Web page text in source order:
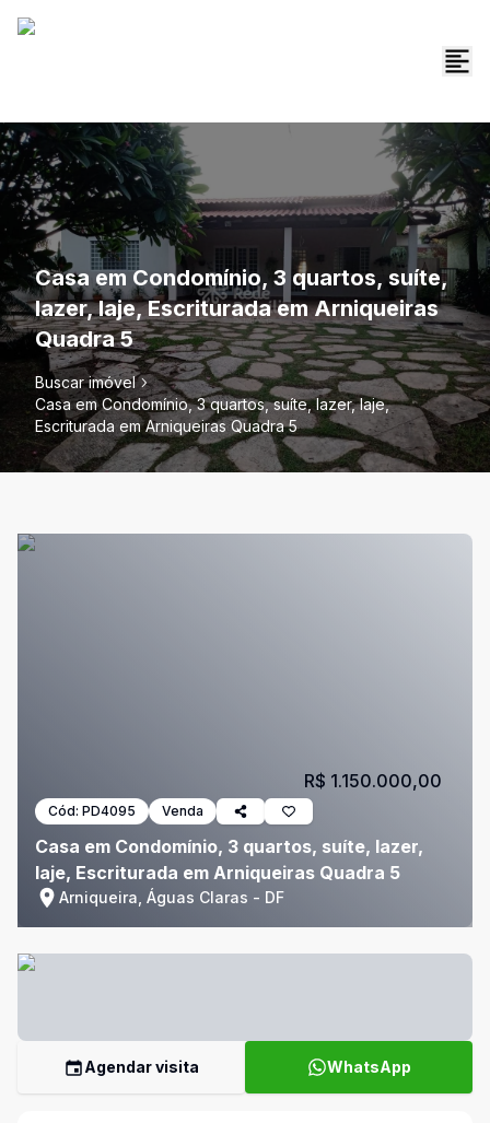
Casa em Condomínio, 3 quartos, suíte,
lazer, laje, Escriturada em Arniqueiras
Quadra 5
Buscar imóvel
Casa em Condomínio, 3 quartos, suíte, lazer, laje,
Escriturada em Arniqueiras Quadra 5
Cód: PD4095 Venda
Casa em Condomínio, 3 quartos, suíte, lazer,
laje, Escriturada em Arniqueiras Quadra 5
Arniqueira, Águas Claras - DF
R$ 1.150.000,00
Agendar visita WhatsApp